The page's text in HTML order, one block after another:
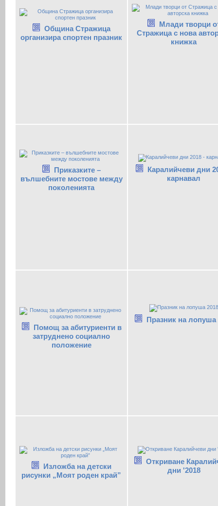
Община Стражица
организира спортен празник
Млади творци
Стражица с нова
книжка
Приказките –
вълшебните мостове между
поколенията
Каралийчеви дни
карнавал
Помощ за абитуриенти в
затруднено социално
положение
Празник на лопуша
Изложба на детски
рисунки „Моят роден край”
Откриване
дни '2018